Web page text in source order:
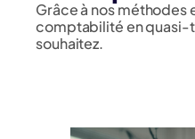
Grâce à nos méthodes
comptabilité en quasi-
souhaitez.